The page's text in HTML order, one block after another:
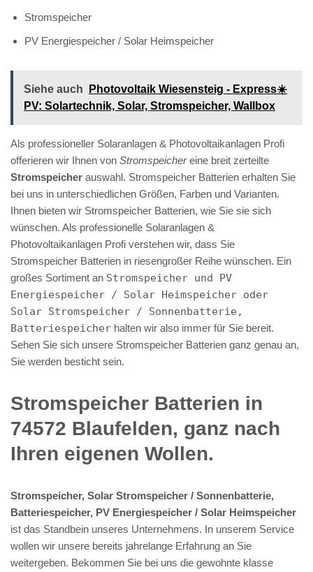
Stromspeicher
PV Energiespeicher / Solar Heimspeicher
Siehe auch
Photovoltaik Wiesensteig - Express☀️
PV️: Solartechnik, Solar, Stromspeicher, Wallbox
Als professioneller Solaranlagen & Photovoltaikanlagen Profi
offerieren wir Ihnen von Stromspeichereine breit zerteilte
Stromspeicher auswahl. Stromspeicher Batterien erhalten Sie
bei uns in unterschiedlichen Größen, Farben und Varianten.
Ihnen bieten wir Stromspeicher Batterien, wie Sie sie sich
wünschen. Als professionelle Solaranlagen &
Photovoltaikanlagen Profi verstehen wir, dass Sie
Stromspeicher Batterien in riesengroßer Reihe wünschen. Ein
großes Sortiment an Stromspeicher und PV
Energiespeicher / Solar Heimspeicher oder
Solar Stromspeicher / Sonnenbatterie,
Batteriespeicher halten wir also immer für Sie bereit.
Sehen Sie sich unsere Stromspeicher Batterien ganz genau an,
Sie werden besticht sein.
Stromspeicher Batterien in
74572 Blaufelden, ganz nach
Ihren eigenen Wollen.
Stromspeicher, Solar Stromspeicher / Sonnenbatterie,
Batteriespeicher, PV Energiespeicher / Solar Heimspeicher
ist das Standbein unseres Unternehmens. In unserem Service
wollen wir unsere bereits jahrelange Erfahrung an Sie
weitergeben. Bekommen Sie bei uns die gewohnte klasse